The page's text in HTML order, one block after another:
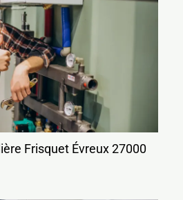
Frisquet Évreux 27000